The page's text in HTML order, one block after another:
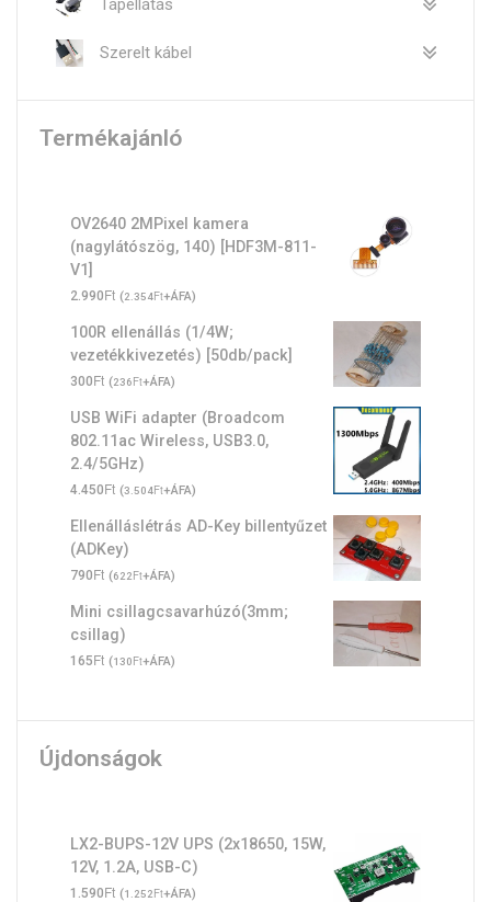
Tápellátás
Szerelt kábel
Termékajánló
OV2640 2MPixel kamera
(nagylátószög, 140) [HDF3M-811-
V1]
2.990Ft (2.354Ft+ÁFA)
100R ellenállás (1/4W;
vezetékkivezetés) [50db/pack]
300Ft (236Ft+ÁFA)
USB WiFi adapter (Broadcom
802.11ac Wireless, USB3.0,
2.4/5GHz)
4.450Ft (3.504Ft+ÁFA)
Ellenálláslétrás AD-Key billentyűzet
(ADKey)
790Ft (622Ft+ÁFA)
Mini csillagcsavarhúzó(3mm;
csillag)
165Ft (130Ft+ÁFA)
Újdonságok
LX2-BUPS-12V UPS (2x18650, 15W,
12V, 1.2A, USB-C)
1.590Ft (1.252Ft+ÁFA)